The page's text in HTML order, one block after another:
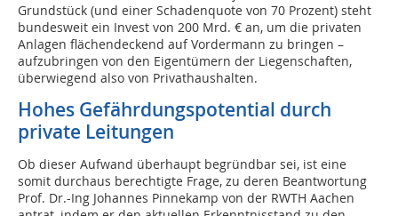
Grundstück (und einer Schadenquote von 70 Prozent) steht
bundesweit ein Invest von 200 Mrd. € an, um die privaten
Anlagen flächendeckend auf Vordermann zu bringen –
aufzubringen von den Eigentümern der Liegenschaften,
überwiegend also von Privathaushalten.
Hohes Gefährdungspotential durch
private Leitungen
Ob dieser Aufwand überhaupt begründbar sei, ist eine
somit durchaus berechtigte Frage, zu deren Beantwortung
Prof. Dr.-Ing Johannes Pinnekamp von der RWTH Aachen